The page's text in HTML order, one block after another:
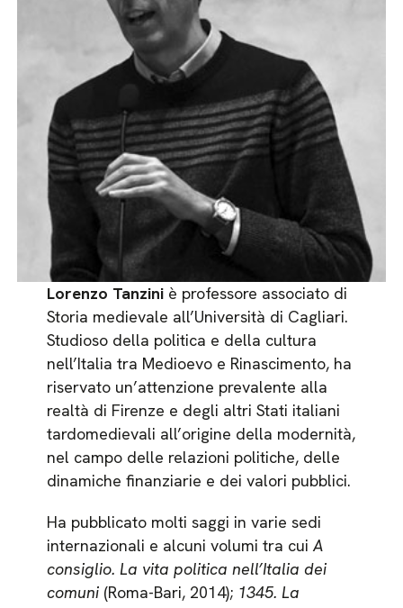
Lorenzo Tanziniè professore associato di
Storia medievale all’Università di Cagliari.
Studioso della politica e della cultura
nell’Italia tra Medioevo e Rinascimento, ha
riservato un’attenzione prevalente alla
realtà di Firenze e degli altri Stati italiani
tardomedievali all’origine della modernità,
nel campo delle relazioni politiche, delle
dinamiche finanziarie e dei valori pubblici.
Ha pubblicato molti saggi in varie sedi
internazionali e alcuni volumi tra cuiA
consiglio. La vita politica nell’Italia dei
comuni(Roma-Bari, 2014); 1345. La